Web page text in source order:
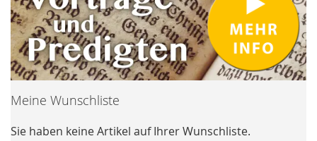
Meine Wunschliste
Sie haben keine Artikel auf Ihrer Wunschliste.